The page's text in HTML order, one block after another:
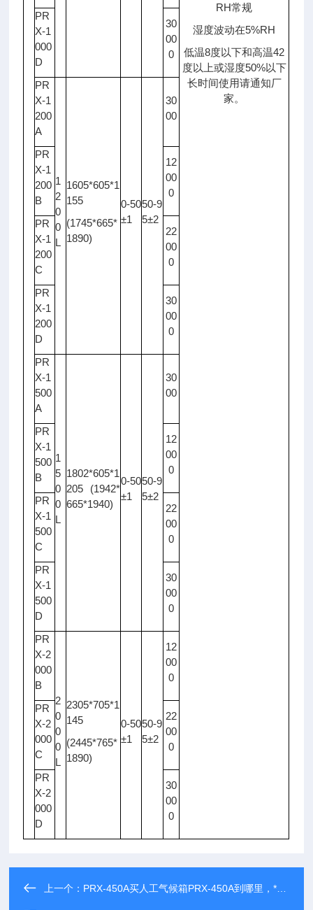
RH常规
湿度波动在5%RH
低温8度以下和高温42
度以上或湿度50%以下
长时间使用请通知厂
家。
PR
X-1
000
D
30
00
0
PR
X-1
200
A
1
2
0
0
L
1605*605*1
155
(1745*665*
1890)
0-50
±1
50-9
5±2
30
00
PR
X-1
200
B
12
00
0
PR
X-1
200
C
22
00
0
PR
X-1
200
D
30
00
0
PR
X-1
500
A
1
5
0
0
L
1802*605*1
205 (1942*
665*1940)
0-50
±1
50-9
5±2
30
00
PR
X-1
500
B
12
00
0
PR
X-1
500
C
22
00
0
PR
X-1
500
D
30
00
0
PR
X-2
000
B
2
0
0
0
L
2305*705*1
145
(2445*765*
1890)
0-50
±1
50-9
5±2
12
00
0
PR
X-2
000
C
22
00
0
PR
X-2
000
D
30
00
0
上一个： PRX-450A买人工气候箱PRX-450A到哪里，*诺基仪器